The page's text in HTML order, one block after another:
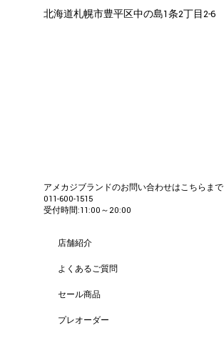
北海道札幌市豊平区中の島1条2丁目2-6
アメカジブランドのお問い合わせはこちらまで
011-600-1515
受付時間:11:00～20:00
店舗紹介
よくあるご質問
セール商品
プレオーダー